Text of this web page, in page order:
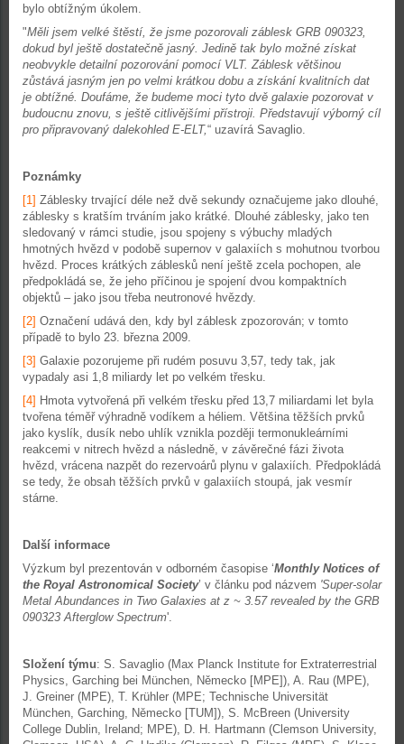
bylo obtížným úkolem.
"Měli jsem velké štěstí, že jsme pozorovali záblesk GRB 090323,
dokud byl ještě dostatečně jasný. Jedině tak bylo možné získat
neobvykle detailní pozorování pomocí VLT. Záblesk většinou
zůstává jasným jen po velmi krátkou dobu a získání kvalitních dat
je obtížné. Doufáme, že budeme moci tyto dvě galaxie pozorovat v
budoucnu znovu, s ještě citlivějšími přístroji. Představují výborný cíl
pro připravovaný dalekohled E-ELT,“ uzavírá Savaglio.
Poznámky
[1] Záblesky trvající déle než dvě sekundy označujeme jako dlouhé,
záblesky s kratším trváním jako krátké. Dlouhé záblesky, jako ten
sledovaný v rámci studie, jsou spojeny s výbuchy mladých
hmotných hvězd v podobě supernov v galaxiích s mohutnou tvorbou
hvězd. Proces krátkých záblesků není ještě zcela pochopen, ale
předpokládá se, že jeho příčinou je spojení dvou kompaktních
objektů – jako jsou třeba neutronové hvězdy.
[2] Označení udává den, kdy byl záblesk zpozorován; v tomto
případě to bylo 23. března 2009.
[3] Galaxie pozorujeme při rudém posuvu 3,57, tedy tak, jak
vypadaly asi 1,8 miliardy let po velkém třesku.
[4] Hmota vytvořená při velkém třesku před 13,7 miliardami let byla
tvořena téměř výhradně vodíkem a héliem. Většina těžších prvků
jako kyslík, dusík nebo uhlík vznikla později termonukleárními
reakcemi v nitrech hvězd a následně, v závěrečné fázi života
hvězd, vrácena nazpět do rezervoárů plynu v galaxiích. Předpokládá
se tedy, že obsah těžších prvků v galaxiích stoupá, jak vesmír
stárne.
Další informace
Výzkum byl prezentován v odborném časopise ‘Monthly Notices of
the Royal Astronomical Society’ v článku pod názvem 'Super-solar
Metal Abundances in Two Galaxies at z ~ 3.57 revealed by the GRB
090323 Afterglow Spectrum'.
Složení týmu: S. Savaglio (Max Planck Institute for Extraterrestrial
Physics, Garching bei München, Německo [MPE]), A. Rau (MPE),
J. Greiner (MPE), T. Krühler (MPE; Technische Universität
München, Garching, Německo [TUM]), S. McBreen (University
College Dublin, Ireland; MPE), D. H. Hartmann (Clemson University,